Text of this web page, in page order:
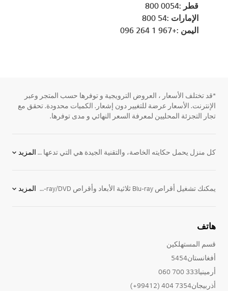
قطر :0054 800
الإمارات :54 800
اليمن :+967 1 264 096
*قد تختلف الأسعار ، العروض الترويجية و توفرها حسب المتجر وعبر
الإنترنت. الأسعار عرضة للتغيير دون إشعار. الكميات محدودة. تحقق مع
تجار التجزئة المحليين لمعرفة السعر النهائي و مدى توفرها.
كل منزل يحمل حكايته الخاصة، والتقنية الجيدة هي التي تدعها تتشكل بشكل طبيعي دون أن تفرض نفسها. تُحيي المزيد
يمكنك تشغيل أقراص Blu-ray ثلاثية الأبعاد وأقراص Blu-ray/DVD العادية بجودة صورة محسّنة وبخرج صوتي يبلغ 1100 وات من نظام السينما المنزلية عالي الوضوح من LG والمزود بسماعات يمكن تثبيتها على الحائط. المزيد
هاتف
قسم المستهلكين
أفغانستان5454
أرمينيا333 700 060
أذربيجان7354 404 (99412+)